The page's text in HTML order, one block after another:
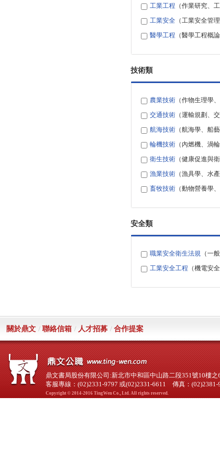
工業工程 （作業研究、
工業安全（工業安全管
醫學工程 （醫學工程概
技術類
農業技術（作物生理學
交通技術（運輸規劃、
航海技術（航海學、船
輪機技術（內燃機、渦
衛生技術（健康促進與
漁業技術（漁具學、水
畜牧技術（動物營養學
安全類
職業安全衛生法規（一
工業安全工程 （機電安
關於鼎文 / 聯絡信箱 / 人才招募 / 合作提案
鼎文書局股份有限公司:新北市中和區中山路二段351號10樓
客服專線：(02)2331-9797 或(02)2331-6611 傳真：(02)2381-
Copyright © 2014-2016 TingWen Co., Ltd. All rights reserved.